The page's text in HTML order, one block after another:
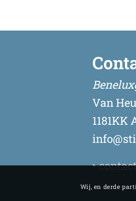
Van
1181KK
‣
Wij, en derde